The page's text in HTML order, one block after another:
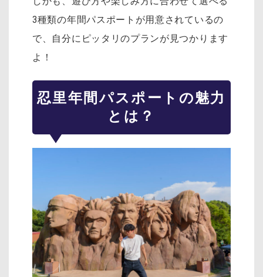
3種類の年間パスポートが用意されているの
で、自分にピッタリのプランが見つかります
よ！
忍里年間パスポートの魅力
とは？